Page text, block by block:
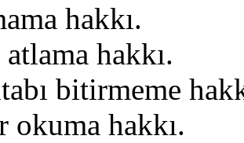
hakkı.
hakkı.
bitirmeme
okuma hakkı.